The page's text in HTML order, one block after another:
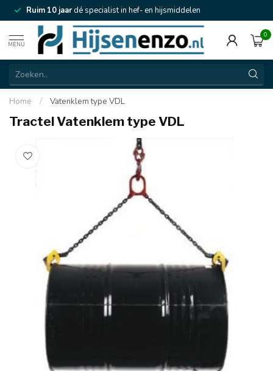
Ruim 10 jaardé specialist in hef- en hijsmiddelen
MENU
0
Home / Vatenklem type VDL
Tractel Vatenklem type VDL